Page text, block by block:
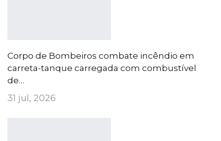
Corpo de Bombeiros combate incêndio em
carreta-tanque carregada com combustível
de…
31 jul, 2026